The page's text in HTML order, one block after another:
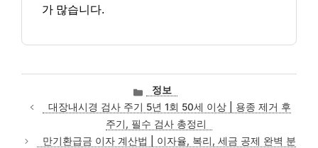
가 많습니다.
카
테
고
리
정보
대장내시경 검사 주기 5년 1회 50세 이상 | 용종 제거 후
주기, 필수 검사 총정리
만기환급금 이자 계산법 | 이자율, 복리, 세금 공제 완벽 분